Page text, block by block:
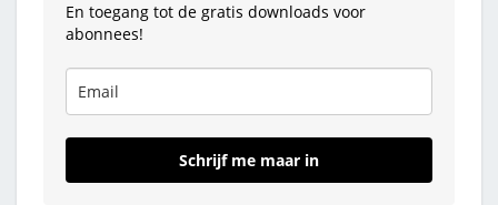
En toegang tot de gratis downloads voor
abonnees!
Schrijf me maar in